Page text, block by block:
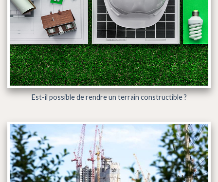
Est-il possible de rendre un terrain constructible ?